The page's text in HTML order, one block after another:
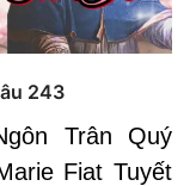
243
Trân Quý
Fiat Tuyết